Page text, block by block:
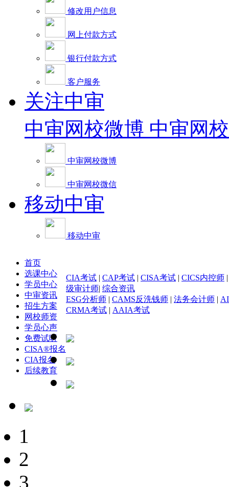
修改用户信息
网上付款方式
银行付款方式
客户服务
关注中审
中审网校微博 中审网
中审网校微博
中审网校微信
移动中审
移动中审
首页
选课中心
学员中心
中审资讯
招生方案
网校师资
学员心声
免费试听
CISA®报名
CIA报名
后续教育
CIA考试 | CAP考试 | CISA考试 | CICS内控师
级审计师| 综合资讯
ESG分析师 | CAMS反洗钱师 | 法务会计师 |
CRMA考试 | AAIA考试
1
2
3